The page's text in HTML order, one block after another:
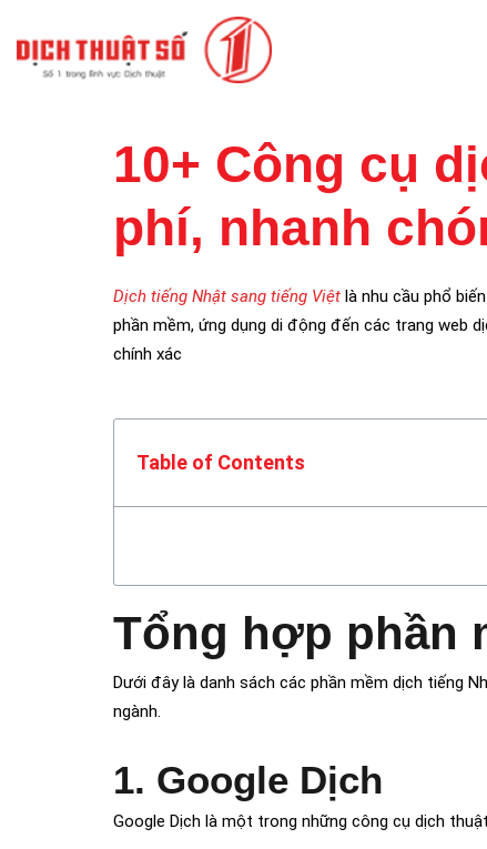
10+ Công cụ
phí, nhanh
Dịch tiếng Nhật sang tiếng Việt là nhu cầu phổ
phần mềm, ứng dụng di động đến các trang web
chính xác
Table of Contents
Tổng hợp phần
Dưới đây là danh sách các phần mềm dịch tiếng
ngành.
1. Google Dịch
Google Dịch là một trong những công cụ dịch